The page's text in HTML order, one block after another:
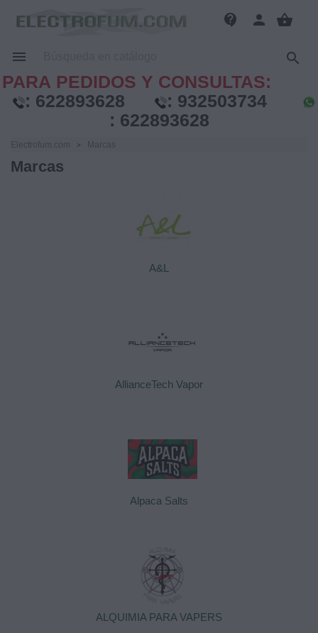
contact_support person shopping_basket
 
PARA PEDIDOS Y CONSULTAS:
: 622893628 : 932503734
: 622893628
Electrofum.com Marcas
Marcas
A&L
AllianceTech Vapor
Alpaca Salts
ALQUIMIA PARA VAPERS